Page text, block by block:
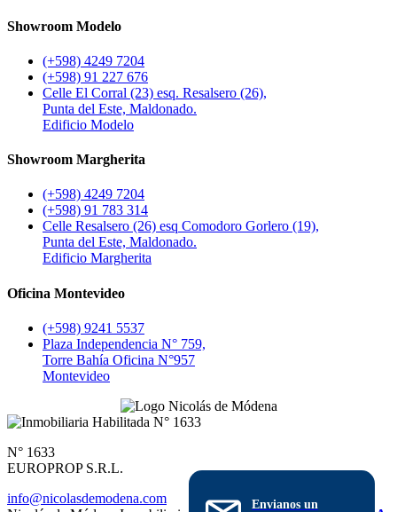
Showroom Modelo
(+598) 4249 7204
(+598) 91 227 676
Celle El Corral (23) esq. Resalsero (26),
Punta del Este, Maldonado.
Edificio Modelo
Showroom Margherita
(+598) 4249 7204
(+598) 91 783 314
Celle Resalsero (26) esq Comodoro Gorlero (19),
Punta del Este, Maldonado.
Edificio Margherita
Oficina Montevideo
(+598) 9241 5537
Plaza Independencia N° 759,
Torre Bahía Oficina N°957
Montevideo
N° 1633
EUROPROP S.R.L.
info@nicolasdemodena.com
Envianos un